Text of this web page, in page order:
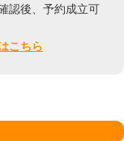
認後、予約成立可
こちら